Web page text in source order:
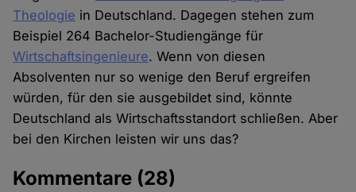
Theologie in Deutschland. Dagegen stehen zum
Beispiel 264 Bachelor-Studiengänge für
Wirtschaftsingenieure. Wenn von diesen
Absolventen nur so wenige den Beruf ergreifen
würden, für den sie ausgebildet sind, könnte
Deutschland als Wirtschaftsstandort schließen. Aber
bei den Kirchen leisten wir uns das?
Kommentare (28)